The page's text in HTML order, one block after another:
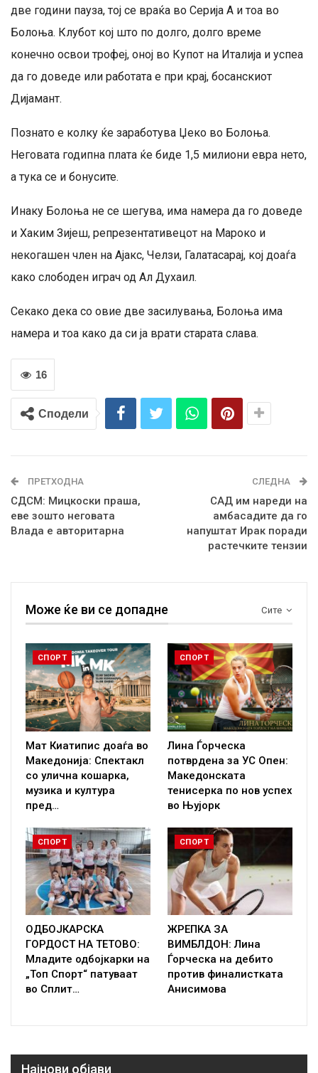
две години пауза, тој се враќа во Серија А и тоа во
Болоња. Клубот кој што по долго, долго време
конечно освои трофеј, оној во Купот на Италија и успеа
да го доведе или работата е при крај, босанскиот
Дијамант.
Познато е колку ќе заработува Џеко во Болоња.
Неговата годипна плата ќе биде 1,5 милиони евра нето,
а тука се и бонусите.
Инаку Болоња не се шегува, има намера да го доведе
и Хаким Зијеш, репрезентативецот на Мароко и
некогашен член на Ајакс, Челзи, Галатасарај, кој доаѓа
како слободен играч од Ал Духаил.
Секако дека со овие две засилувања, Болоња има
намера и тоа како да си ја врати старата слава.
16
Сподели
ПРЕТХОДНА
СДСМ: Мицкоски праша,
еве зошто неговата
Влада е авторитарна
СЛЕДНА
САД им нареди на
амбасадите да го
напуштат Ирак поради
растечките тензии
Сите
Може ќе ви се допадне
СПОРТ
Мат Киатипис доаѓа во
Македонија: Спектакл
со улична кошарка,
музика и култура
пред…
СПОРТ
Лина Ѓорческа
потврдена за УС Опен:
Македонската
тенисерка по нов успех
во Њујорк
СПОРТ
ОДБОЈКАРСКА
ГОРДОСТ НА ТЕТОВО:
Младите одбојкарки на
„Топ Спорт“ патуваат
во Сплит…
СПОРТ
ЖРЕПКА ЗА
ВИМБЛДОН: Лина
Ѓорческа на дебито
против финалистката
Анисимова
Најнови објави